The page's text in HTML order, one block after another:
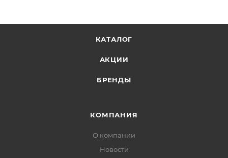
КАТАЛОГ
АКЦИИ
БРЕНДЫ
КОМПАНИЯ
О компании
Новости